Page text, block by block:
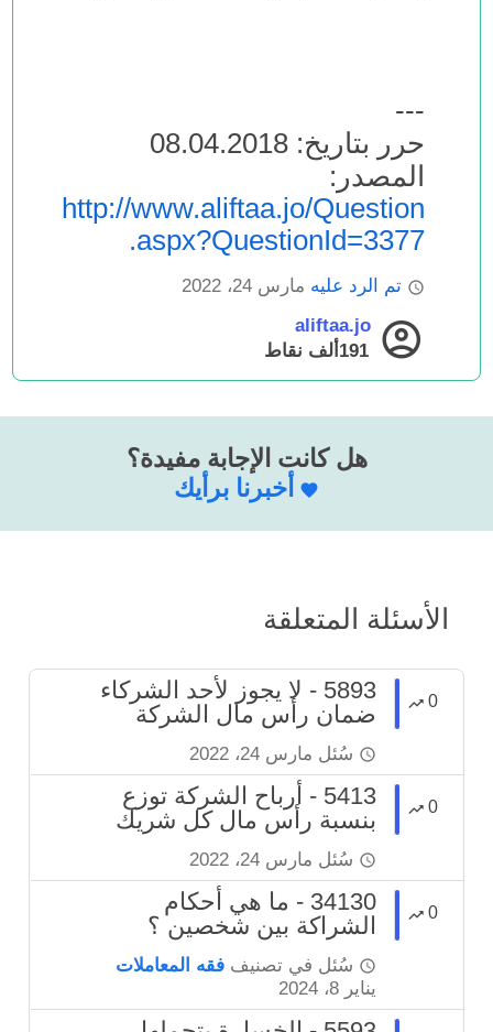
---
حرر بتاريخ: 08.04.2018
المصدر:
http://www.aliftaa.jo/Question
.aspx?QuestionId=3377
تم الرد عليه مارس 24، 2022
aliftaa.jo
191ألف
نقاط
هل كانت الإجابة مفيدة؟
أخبرنا برأيك
الأسئلة المتعلقة
0
5893 - لا يجوز لأحد الشركاء
ضمان رأس مال الشركة
سُئل مارس 24، 2022
0
5413 - أرباح الشركة توزع
بنسبة رأس مال كل شريك
سُئل مارس 24، 2022
0
34130 - ما هي أحكام
الشراكة بين شخصين ؟
سُئل في تصنيففقه المعاملات
يناير 8، 2024